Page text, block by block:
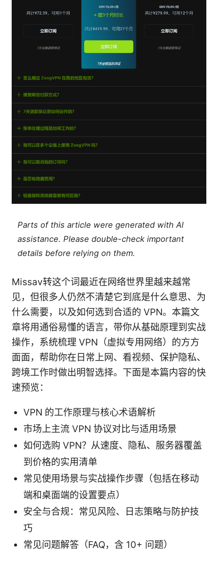
Parts of this article were generated with AI
assistance. Please double-check important
details before relying on them.
Missav转这个词最近在网络世界里越来越常
见，但很多人仍然不清楚它到底是什么意思、为
什么需要，以及如何选到合适的 VPN。本篇文
章将用通俗易懂的语言，带你从基础原理到实战
操作，系统梳理 VPN（虚拟专用网络）的方方
面面，帮助你在日常上网、看视频、保护隐私、
跨境工作时做出明智选择。下面是本篇内容的快
速预览：
VPN 的工作原理与核心术语解析
市场上主流 VPN 协议对比与适用场景
如何选购 VPN？从速度、隐私、服务器覆盖
到价格的实用清单
常见使用场景与实战操作步骤（包括在移动
端和桌面端的设置要点）
安全与合规：常见风险、日志策略与防护技
巧
常见问题解答（FAQ，含 10+ 问题）